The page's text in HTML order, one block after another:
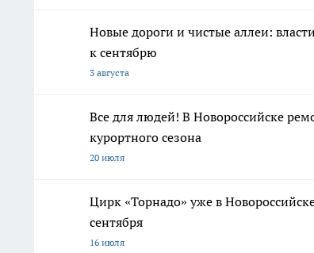
Новые дороги и чистые аллеи:
к сентябрю
3 августа
Все для людей! В Новороссийске
курортного сезона
20 июля
Цирк «Торнадо» уже в
сентября
16 июля